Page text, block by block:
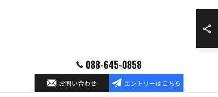
088-645-0858
お問い合わせ エントリーはこちら